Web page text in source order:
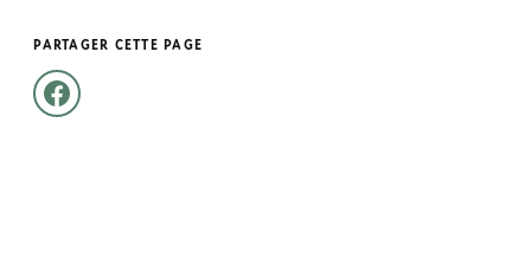
PARTAGER CETTE PAGE